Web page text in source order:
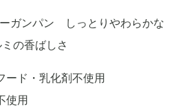
ガンパン しっとりやわらかな
の香ばしさ
ード・乳化剤不使用
使用